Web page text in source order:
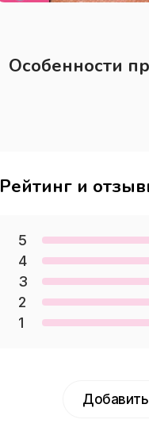
Особенности
Рейтинг и
5
4
3
2
1